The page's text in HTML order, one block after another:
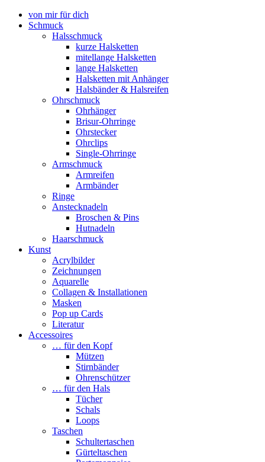
von mir für dich
Schmuck
Halsschmuck
kurze Halsketten
mitellange Halsketten
lange Halsketten
Halsketten mit Anhänger
Halsbänder & Halsreifen
Ohrschmuck
Ohrhänger
Brisur-Ohrringe
Ohrstecker
Ohrclips
Single-Ohrringe
Armschmuck
Armreifen
Armbänder
Ringe
Anstecknadeln
Broschen & Pins
Hutnadeln
Haarschmuck
Kunst
Acrylbilder
Zeichnungen
Aquarelle
Collagen & Installationen
Masken
Pop up Cards
Literatur
Accessoires
… für den Kopf
Mützen
Stirnbänder
Ohrenschützer
… für den Hals
Tücher
Schals
Loops
Taschen
Schultertaschen
Gürteltaschen